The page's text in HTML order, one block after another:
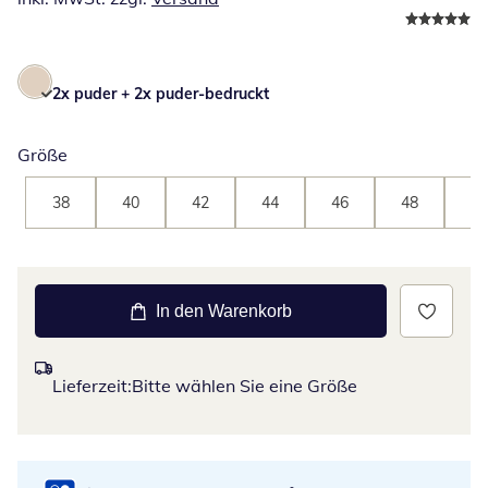
2x puder + 2x puder-bedruckt
Größe
38 40 42 44 46 48
In den Warenkorb
Lieferzeit:Bitte wählen Sie eine Größe